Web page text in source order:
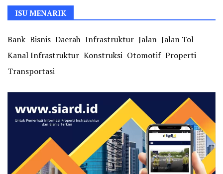
ISU MENARIK
Bank Bisnis Daerah Infrastruktur Jalan Jalan Tol
Kanal Infrastruktur Konstruksi Otomotif Properti
Transportasi